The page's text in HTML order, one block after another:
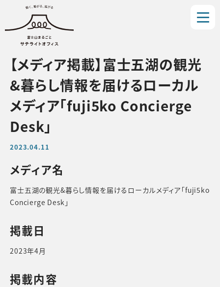
【メディア掲載】富士五湖の観光
&暮らし情報を届けるローカル
メディア「fuji5ko Concierge
Desk」
2023.04.11
メディア名
富士五湖の観光&暮らし情報を届けるローカルメディア「fuji5ko
Concierge Desk」
掲載日
2023年4月
掲載内容